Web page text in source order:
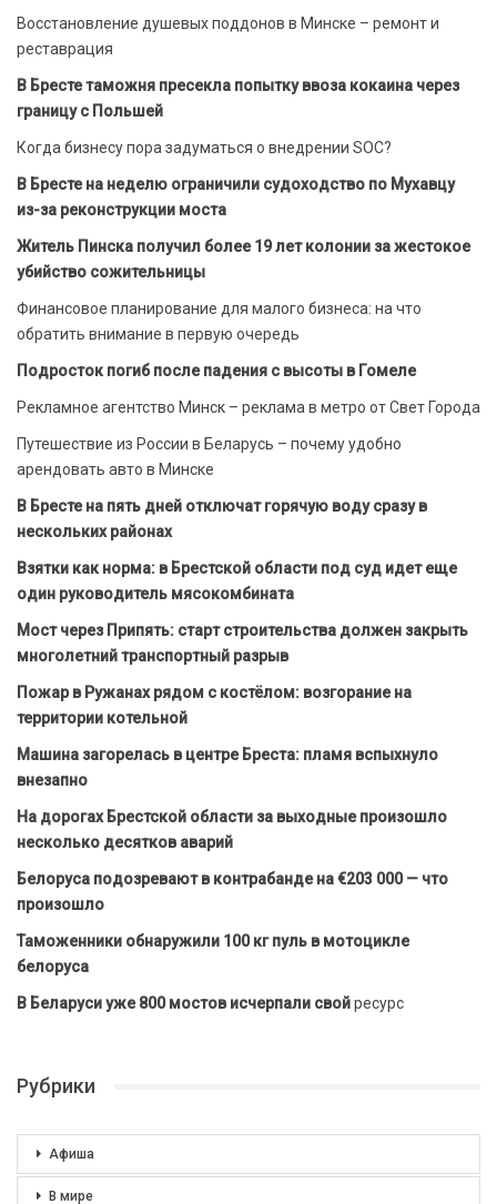
Восстановление душевых поддонов в Минске – ремонт и
реставрация
В Бресте таможня пресекла попытку ввоза кокаина через
границу с Польшей
Когда бизнесу пора задуматься о внедрении SOC?
В Бресте на неделю ограничили судоходство по Мухавцу
из-за реконструкции моста
Житель Пинска получил более 19 лет колонии за жестокое
убийство сожительницы
Финансовое планирование для малого бизнеса: на что
обратить внимание в первую очередь
Подросток погиб после падения с высоты в Гомеле
Рекламное агентство Минск – реклама в метро от Свет Города
Путешествие из России в Беларусь – почему удобно
арендовать авто в Минске
В Бресте на пять дней отключат горячую воду сразу в
нескольких районах
Взятки как норма: в Брестской области под суд идет еще
один руководитель мясокомбината
Мост через Припять: старт строительства должен закрыть
многолетний транспортный разрыв
Пожар в Ружанах рядом с костёлом: возгорание на
территории котельной
Машина загорелась в центре Бреста: пламя вспыхнуло
внезапно
На дорогах Брестской области за выходные произошло
несколько десятков аварий
Белоруса подозревают в контрабанде на €203 000 — что
произошло
Таможенники обнаружили 100 кг пуль в мотоцикле
белоруса
В Беларуси уже 800 мостов исчерпали свойресурс
Рубрики
Афиша
В мире